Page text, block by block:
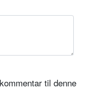
til denne